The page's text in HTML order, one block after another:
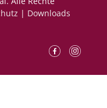
| Downloads